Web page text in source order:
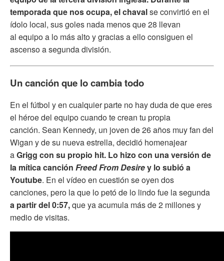
temporada que nos ocupa, el chavalse convirtió en el
ídolo local, sus goles nada menos que 28 llevan
al equipo a lo más alto y gracias a ello consiguen el
ascenso a segunda división.
Un canción que lo cambia todo
En el fútbol y en cualquier parte no hay duda de que eres
el héroe del equipo cuando te crean tu propia
canción. Sean Kennedy, un joven de 26 años muy fan del
Wigan y de su nueva estrella, decidió homenajear
aGrigg con su propio hit. Lo hizo con una versión de
la mítica canción Freed From Desirey lo subió a
Youtube. En el vídeo en cuestión se oyen dos
canciones, pero la que lo petó de lo lindo fue la segunda
a partir del 0:57,que ya acumula más de 2 millones y
medio de visitas.